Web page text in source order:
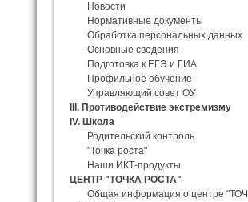
Новости
Нормативные документы
Обработка персональных данных
Основные сведения
Подготовка к ЕГЭ и ГИА
Профильное обучение
Управляющий совет ОУ
III. Противодействие экстремизму
IV. Школа
Родительский контроль
"Точка роста"
Наши ИКТ-продукты
ЦЕНТР "ТОЧКА РОСТА"
Общая информация о центре